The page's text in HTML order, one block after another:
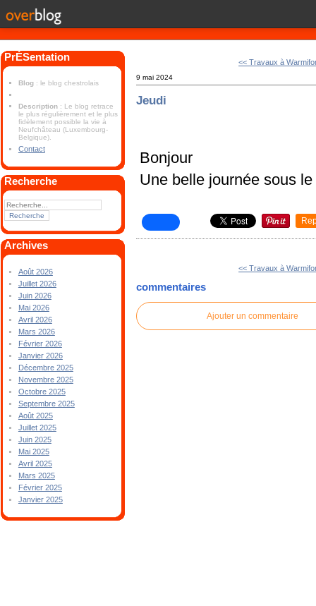
PrÉSentation
Blog : le blog chestrolais
Description : Le blog retrace
le plus régulièrement et le plus
fidèlement possible la vie à
Neufchâteau (Luxembourg-
Belgique).
Contact
Recherche
Archives
Août 2026
Juillet 2026
Juin 2026
Mai 2026
Avril 2026
Mars 2026
Février 2026
Janvier 2026
Décembre 2025
Novembre 2025
Octobre 2025
Septembre 2025
Août 2025
Juillet 2025
Juin 2025
Mai 2025
Avril 2025
Mars 2025
Février 2025
Janvier 2025
<< Travaux à
9 mai 2024
Jeudi
Bonjour
Une belle journée sous
<< Travaux à
commentaires
Ajouter un commentaire